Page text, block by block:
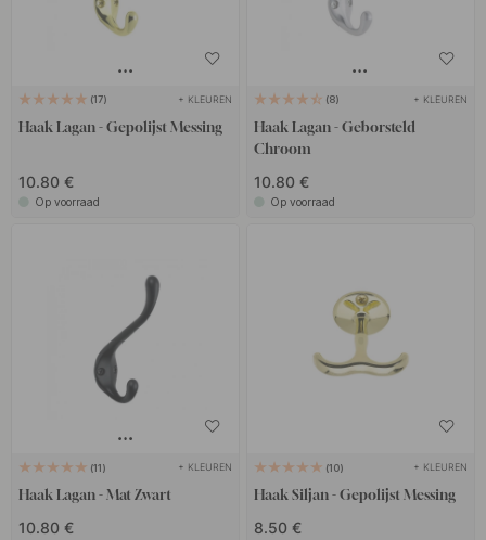
17 + KLEUREN
Haak Lagan - Gepolijst Messing
10.80 €
Op voorraad
8 + KLEUREN
Haak Lagan - Geborsteld
Chroom
10.80 €
Op voorraad
11 + KLEUREN
Haak Lagan - Mat Zwart
10.80 €
10 + KLEUREN
Haak Siljan - Gepolijst Messing
8.50 €